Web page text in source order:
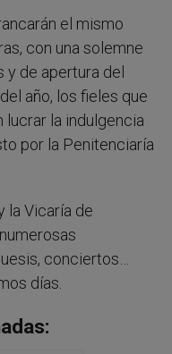
el mismo
con una solemne
y de apertura del
año, los fieles que
lucrar la indulgencia
por la Penitenciaría
la Vicaría de
conciertos…
días.